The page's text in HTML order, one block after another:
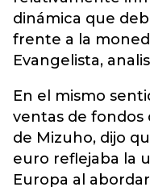
dinámica que
frente a la
Evangelista,
En el mismo
ventas de
de Mizuho, dijo
euro reflejaba la
Europa al